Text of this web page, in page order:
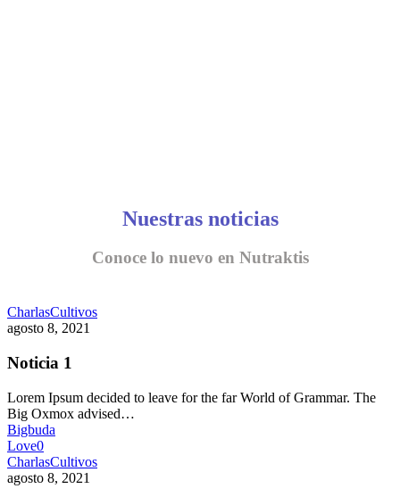
Nuestras noticias
Conoce lo nuevo en Nutraktis
CharlasCultivos
agosto 8, 2021
Noticia 1
Lorem Ipsum decided to leave for the far World of Grammar. The
Big Oxmox advised…
Bigbuda
Love0
CharlasCultivos
agosto 8, 2021